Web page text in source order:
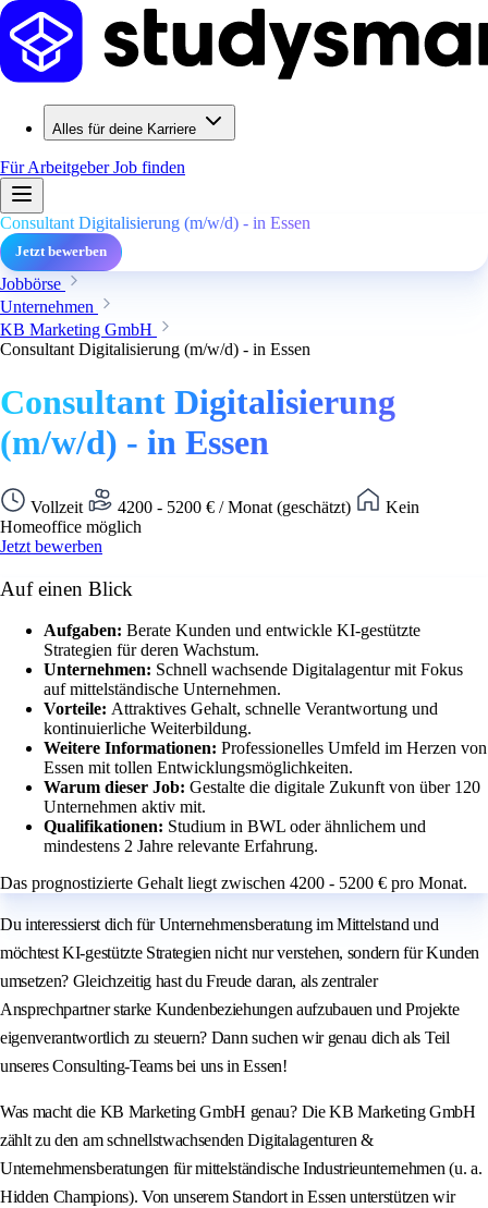
Alles für deine Karriere
Für ArbeitgeberJob finden
Consultant Digitalisierung (m/w/d) - in Essen
Jetzt bewerben
Jobbörse
Unternehmen
KB Marketing GmbH
Consultant Digitalisierung (m/w/d) - in Essen
Consultant Digitalisierung
(m/w/d) - in Essen
Vollzeit 4200 - 5200 € / Monat (geschätzt)
Kein
Homeoffice möglich
Jetzt bewerben
Auf einen Blick
Aufgaben: Berate Kunden und entwickle KI-gestützte
Strategien für deren Wachstum.
Unternehmen: Schnell wachsende Digitalagentur mit Fokus
auf mittelständische Unternehmen.
Vorteile: Attraktives Gehalt, schnelle Verantwortung und
kontinuierliche Weiterbildung.
Weitere Informationen: Professionelles Umfeld im Herzen von
Essen mit tollen Entwicklungsmöglichkeiten.
Warum dieser Job: Gestalte die digitale Zukunft von über 120
Unternehmen aktiv mit.
Qualifikationen: Studium in BWL oder ähnlichem und
mindestens 2 Jahre relevante Erfahrung.
Das prognostizierte Gehalt liegt zwischen 4200 - 5200 € pro Monat.
Du interessierst dich für Unternehmensberatung im Mittelstand und
möchtest KI-gestützte Strategien nicht nur verstehen, sondern für Kunden
umsetzen? Gleichzeitig hast du Freude daran, als zentraler
Ansprechpartner starke Kundenbeziehungen aufzubauen und Projekte
eigenverantwortlich zu steuern? Dann suchen wir genau dich als Teil
unseres Consulting-Teams bei uns in Essen!
Was macht die KB Marketing GmbH genau? Die KB Marketing GmbH
zählt zu den am schnellstwachsenden Digitalagenturen &
Unternehmensberatungen für mittelständische Industrieunternehmen (u. a.
Hidden Champions). Von unserem Standort in Essen unterstützen wir